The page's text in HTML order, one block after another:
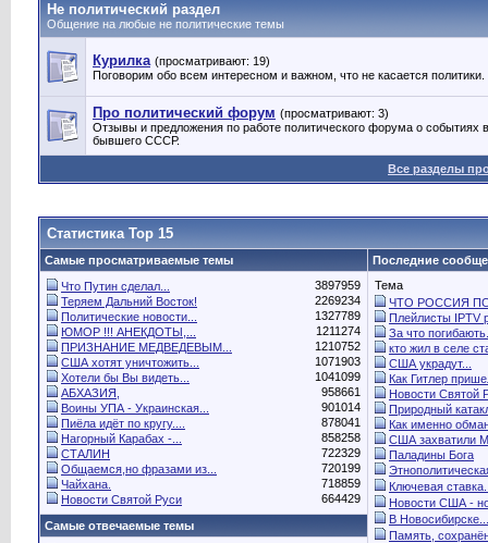
Не политический раздел
Общение на любые не политические темы
Курилка (просматривают: 19)
Поговорим обо всем интересном и важном, что не касается политики.
Про политический форум (просматривают: 3)
Отзывы и предложения по работе политического форума о событиях
бывшего СССР.
Все разделы
Статистика Top 15
Самые просматриваемые темы
Последние
Что Путин сделал...
3897959
Теряем Дальний Восток!
2269234
Политические новости...
1327789
ЮМОР !!! АНЕКДОТЫ,...
1211274
ПРИЗНАНИЕ МЕДВЕДЕВЫМ...
1210752
США хотят уничтожить...
1071903
Хотели бы Вы видеть...
1041099
АБХАЗИЯ,
958661
Воины УПА - Украинская...
901014
Пиёла идёт по кругу....
878041
Нагорный Карабах -...
858258
СТАЛИН
722329
Общаемся,но фразами из...
720199
Чайхана.
718859
Новости Святой Руси
664429
Тема
ЧТО РОССИЯ
Плейлисты IPTV
За что
кто жил в селе
США украдут...
Как Гитлер
Новости Святой
Природный
Как именно
США захватили
Паладины Бога
Ключевая
Новости США -
В Новосибирске...
Память,
Самые отвечаемые темы